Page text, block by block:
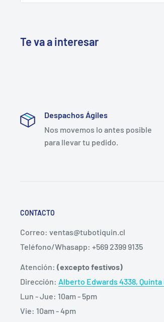
contacto
Salud Pública de Chile
acero inoxidable
📦Tres formatos disponibles—
uso
DifemProfesional
Desinfección de amplio espectro:
el punto óptimo de eficacia
Compatible con materiales
domésticos, esta solución es
Te va a interesar
Despachos Ágiles
Nos movemos lo antes posible
para llevar tu pedido.
CONTACTO
Correo: ventas@tubotiquin.cl
Teléfono/Whasapp: +569 2399 9135
Atención: (excepto festivos)
Dirección: Alberto Edwards 4338,
Lun - Jue: 10am - 5pm
Vie: 10am - 4pm